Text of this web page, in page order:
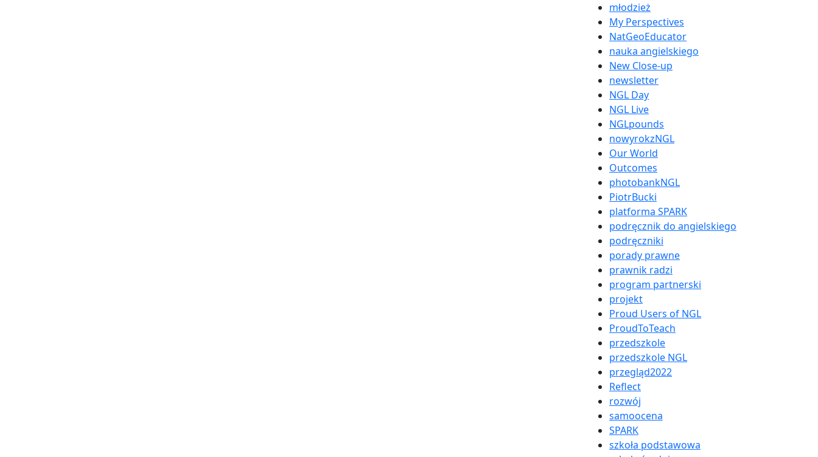
młodzież
My Perspectives
NatGeoEducator
nauka angielskiego
New Close-up
newsletter
NGL Day
NGL Live
NGLpounds
nowyrokzNGL
Our World
Outcomes
photobankNGL
PiotrBucki
platforma SPARK
podręcznik do angielskiego
podręczniki
porady prawne
prawnik radzi
program partnerski
projekt
Proud Users of NGL
ProudToTeach
przedszkole
przedszkole NGL
przegląd2022
Reflect
rozwój
samoocena
SPARK
szkoła podstawowa